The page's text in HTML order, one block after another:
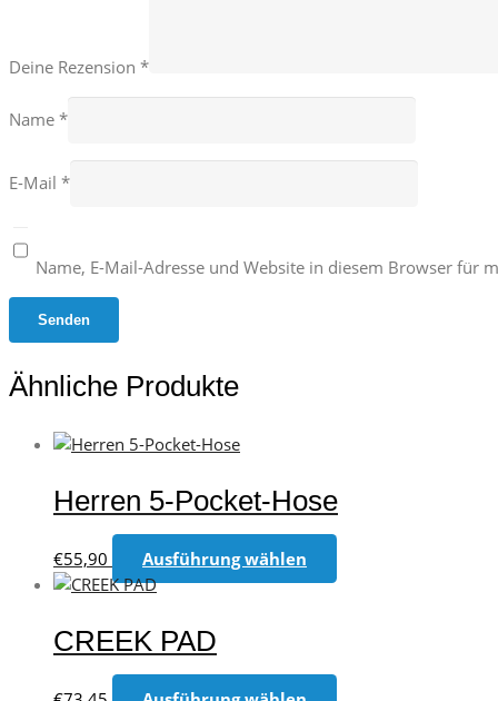
Deine Rezension *
Name *
E-Mail *
Name, E-Mail-Adresse und Website in diesem Browser für
Ähnliche Produkte
Herren 5-Pocket-Hose
€55,90 Ausführung wählen
Produkt
auf.
CREEK PAD